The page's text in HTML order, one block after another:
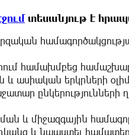
տեսանյութ է
համախմբեց
և ասիական երկրների
ընկերությունների
և միջազգային
և նպաստել